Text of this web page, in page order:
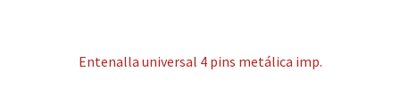
Entenalla universal 4 pins metálica imp.